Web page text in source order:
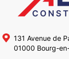
131 Avenue de
01000 Bourg-